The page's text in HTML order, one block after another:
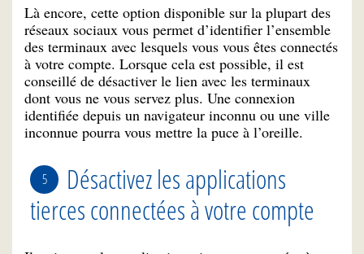
Là encore, cette option disponible sur la plupart des
réseaux sociaux vous permet d’identifier l’ensemble
des terminaux avec lesquels vous vous êtes connectés
à votre compte. Lorsque cela est possible, il est
conseillé de désactiver le lien avec les terminaux
dont vous ne vous servez plus. Une connexion
identifiée depuis un navigateur inconnu ou une ville
inconnue pourra vous mettre la puce à l’oreille.
Désactivez les applications
tierces connectées à votre compte